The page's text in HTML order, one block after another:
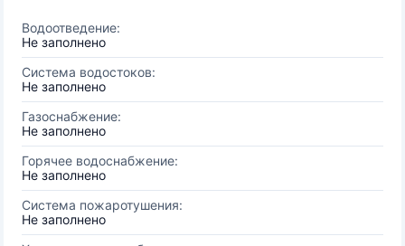
Водоотведение:
Не заполнено
Система водостоков:
Не заполнено
Газоснабжение:
Не заполнено
Горячее водоснабжение:
Не заполнено
Система пожаротушения:
Не заполнено